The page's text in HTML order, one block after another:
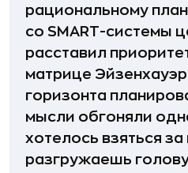
рациональному
со SMART-системы
расставил
матрице
горизонта
мысли обгоняли
хотелось взяться
разгружаешь